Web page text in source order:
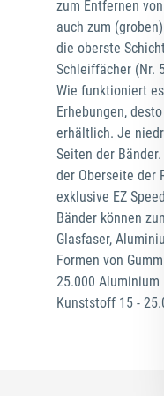
zum Entfernen
auch zum
die oberste
Schleiffächer (Nr.
Wie funktioniert
Erhebungen,
erhältlich. Je
Seiten der
der Oberseite der
exklusive EZ
Bänder können
Glasfaser,
Formen von
25.000 Aluminium
Kunststoff 15 -